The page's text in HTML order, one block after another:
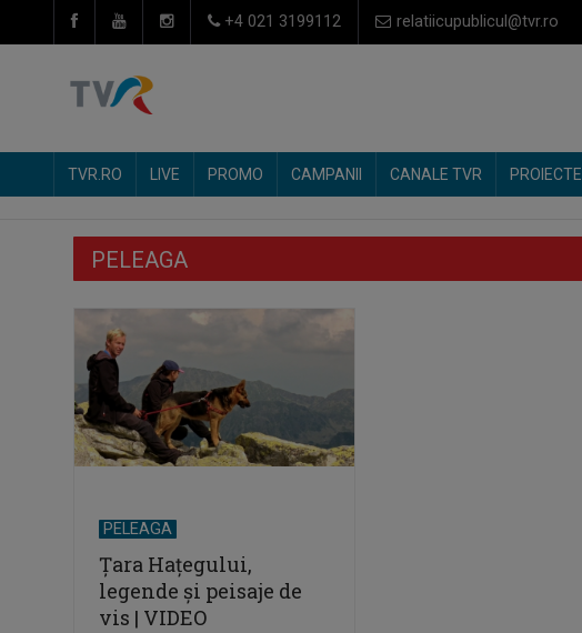
+4 021 3199112 relatiicupublicul@tvr.ro
TVR.RO LIVE PROMO CAMPANII CANALE TVR PROIECTE
PELEAGA
PELEAGA
Țara Hațegului,
legende și peisaje de
vis | VIDEO